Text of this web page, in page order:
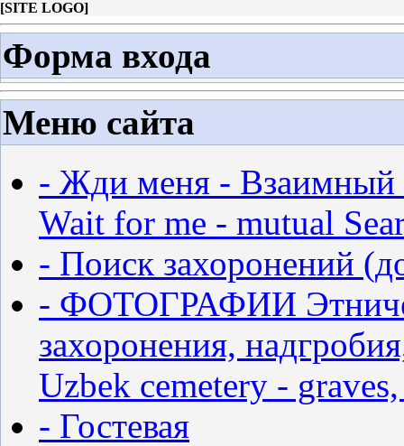
[SITE LOGO]
Форма входа
Меню сайта
- Жди меня - Взаимный
Wait for me - mutual
- Поиск захоронений
- ФОТОГРАФИИ
захоронения,
Uzbek cemetery -
- Гостевая